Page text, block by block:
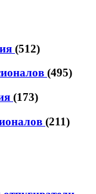
(512)
(495)
(173)
(211)